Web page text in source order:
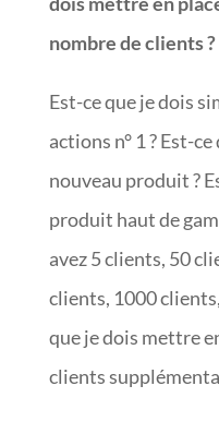
nombre de clients ?
Est-ce que je dois
actions n° 1 ? Est-
nouveau produit ?
produit haut de
avez 5 clients, 50
clients, 1000
que je dois mettre
clients